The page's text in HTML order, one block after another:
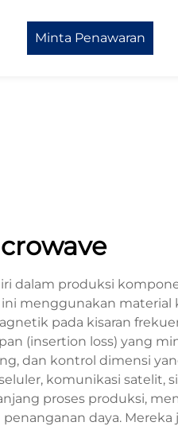
Minta Penawaran
dalam produksi
menggunakan material
pada kisaran
(insertion loss) yang
dan kontrol dimensi
komunikasi satelit,
proses produksi,
daya. Mereka